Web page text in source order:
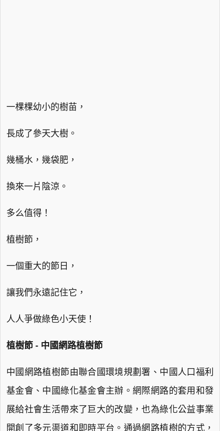
一棵棵幼小的樹苗，
長成了參天大樹。
幾桶水，幾袋肥，
換來一片陰涼。
多么值得！
植樹節，
一個重大的節日，
讓我們永遠記住它，
人人爭做綠色小天使！
植樹節 - 中國網路植樹節
中國網路植樹節由聯合國環境規劃署、中國人口福利
基金會、中國綠化基金會主辦。網際網路的套用和發
展給社會生活帶來了巨大的改變，也為綠化公益事業
開創了多元渠道和即時平台。通過網路植樹的方式，